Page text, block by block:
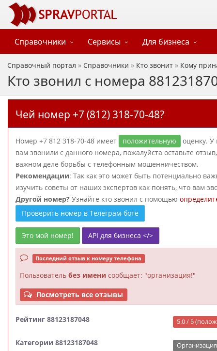
Справочники Сервисы Для бизнеса
Справочный портал » Справочники » Кто звонит » Кому
Кто звонил с номера
Чей номер +7 (812) 318-70-48?
Номер +7 812 318-70-48 имеет положительную
оценку. У
вам звонили с данного номера, пожалуйста оставьте
важном деле борьбы с телефонным мошенничеством.
Рекомендации: Так как это может быть потенциально
изучить советы от наших экспертов как понять, что вам
Другой номер? Узнайте кто звонил с помощью
Проверить номер в Телеграм-боте
Это мой номер! API для бизнеса </>
Последний отзыв к номеру телефона
Пользователь без имени сообщает: "организация!"
Посмотреть все отзывы
Рейтинг 88123187048 5.0 / 5
Категории 88123187048 Организация